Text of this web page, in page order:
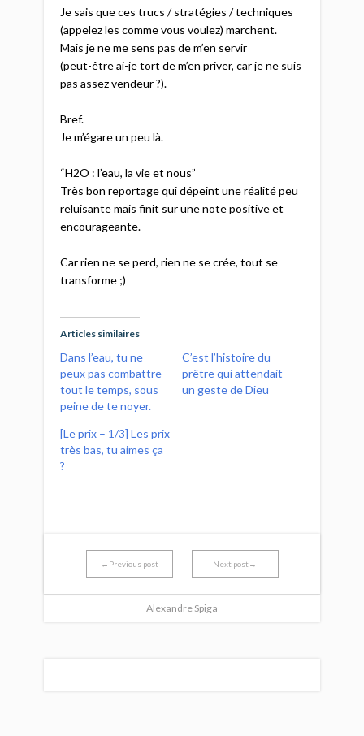
Je sais que ces trucs / stratégies / techniques
(appelez les comme vous voulez) marchent.
Mais je ne me sens pas de m’en servir
(peut-être ai-je tort de m’en priver, car je ne suis
pas assez vendeur ?).
Bref.
Je m’égare un peu là.
“H2O : l’eau, la vie et nous”
Très bon reportage qui dépeint une réalité peu
reluisante mais finit sur une note positive et
encourageante.
Car rien ne se perd, rien ne se crée, tout se
transforme ;)
Articles similaires
Dans l’eau, tu ne
peux pas combattre
tout le temps, sous
peine de te noyer.
C’est l’histoire du
prêtre qui attendait
un geste de Dieu
[Le prix – 1/3] Les prix
très bas, tu aimes ça
?
←Previous post Next post→
Alexandre Spiga